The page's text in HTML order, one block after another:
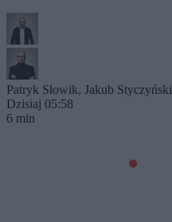
Patryk Słowik, Jakub Styczyński
Dzisiaj 05:58
6 min